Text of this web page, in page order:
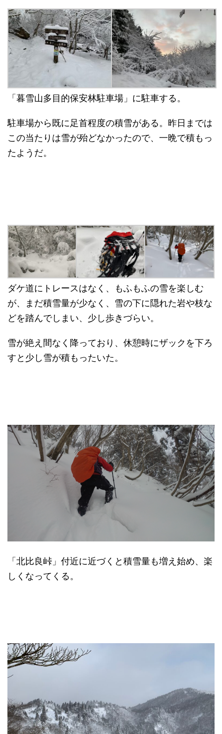
「暮雪山多目的保安林駐車場」に駐車する。
駐車場から既に足首程度の積雪がある。昨日までは
この当たりは雪が殆どなかったので、一晩で積もっ
たようだ。
ダケ道にトレースはなく、もふもふの雪を楽しむ
が、まだ積雪量が少なく、雪の下に隠れた岩や枝な
どを踏んでしまい、少し歩きづらい。
雪が絶え間なく降っており、休憩時にザックを下ろ
すと少し雪が積もったいた。
「北比良峠」付近に近づくと積雪量も増え始め、楽
しくなってくる。